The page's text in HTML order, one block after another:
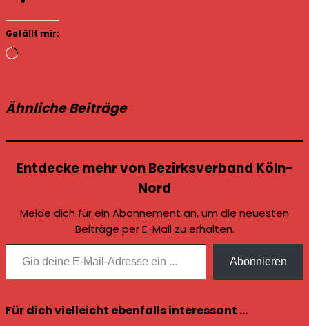
Gefällt mir:
Wird
Ähnliche Beiträge
Entdecke mehr von Bezirksverband Köln-
Nord
Melde dich für ein Abonnement an, um die neuesten
Beiträge per E-Mail zu erhalten.
Gib deine E-Mail-Adresse ein ...
Abonnieren
Für dich vielleicht ebenfalls interessant …